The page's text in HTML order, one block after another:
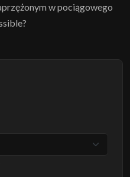
w pociągowego